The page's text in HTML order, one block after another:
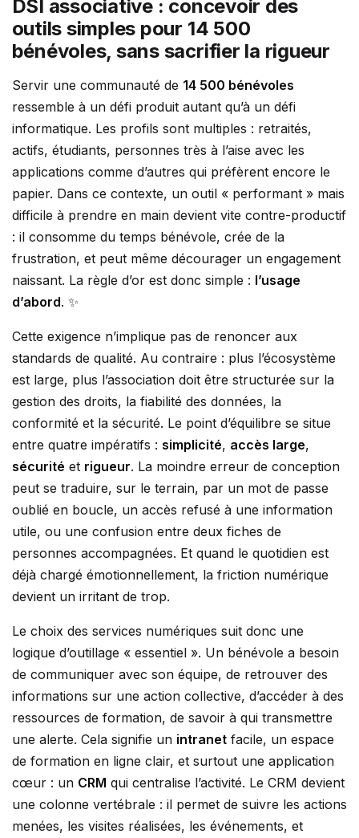
DSI associative : concevoir des
outils simples pour 14 500
bénévoles, sans sacrifier la rigueur
Servir une communauté de 14 500 bénévoles
ressemble à un défi produit autant qu’à un défi
informatique. Les profils sont multiples : retraités,
actifs, étudiants, personnes très à l’aise avec les
applications comme d’autres qui préfèrent encore le
papier. Dans ce contexte, un outil « performant » mais
difficile à prendre en main devient vite contre-productif
: il consomme du temps bénévole, crée de la
frustration, et peut même décourager un engagement
naissant. La règle d’or est donc simple : l’usage
d’abord. ✨
Cette exigence n’implique pas de renoncer aux
standards de qualité. Au contraire : plus l’écosystème
est large, plus l’association doit être structurée sur la
gestion des droits, la fiabilité des données, la
conformité et la sécurité. Le point d’équilibre se situe
entre quatre impératifs : simplicité, accès large,
sécurité et rigueur. La moindre erreur de conception
peut se traduire, sur le terrain, par un mot de passe
oublié en boucle, un accès refusé à une information
utile, ou une confusion entre deux fiches de
personnes accompagnées. Et quand le quotidien est
déjà chargé émotionnellement, la friction numérique
devient un irritant de trop.
Le choix des services numériques suit donc une
logique d’outillage « essentiel ». Un bénévole a besoin
de communiquer avec son équipe, de retrouver des
informations sur une action collective, d’accéder à des
ressources de formation, de savoir à qui transmettre
une alerte. Cela signifie un intranetfacile, un espace
de formation en ligne clair, et surtout une application
cœur : un CRM qui centralise l’activité. Le CRM devient
une colonne vertébrale : il permet de suivre les actions
menées, les visites réalisées, les événements, et